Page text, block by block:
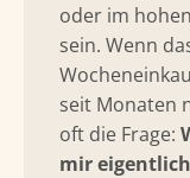
oder im
sein. Wenn
seit Monaten
oft die Frage:
mir